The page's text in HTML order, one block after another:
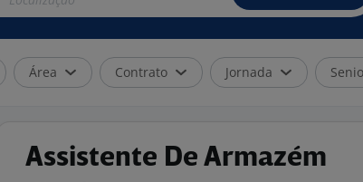
Área Contrato Jornada
Assistente De Armazém